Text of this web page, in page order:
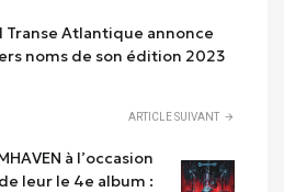
Transe Atlantique annonce
noms de son édition 2023
ARTICLE SUIVANT
à l’occasion
leur le 4e album :